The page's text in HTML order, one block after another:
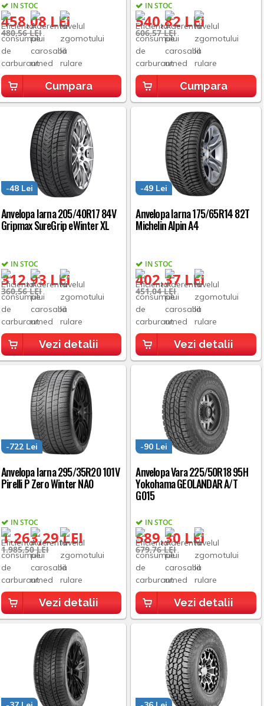
IN STOC
458,08 LEI
480,56 LEI
Cumpara
IN STOC
540,82 LEI
606,57 LEI
Cumpara
Anvelopa Iarna 205/40R17 84V
Gripmax SureGrip eWinter XL
IN STOC
312,93 LEI
-48 Lei
360,56 LEI
Vezi detalii
Anvelopa Iarna 175/65R14 82T
Michelin Alpin A4
IN STOC
402,37 LEI
-49 Lei
451,04 LEI
Vezi detalii
Anvelopa Iarna 295/35R20 101V
Pirelli P Zero Winter NA0
IN STOC
1.263,29 LEI
-722 Lei
1.985,50 LEI
Vezi detalii
Anvelopa Vara 225/50R18 95H
Yokohama GEOLANDAR A/T
G015
IN STOC
589,30 LEI
-90 Lei
679,76 LEI
Vezi detalii